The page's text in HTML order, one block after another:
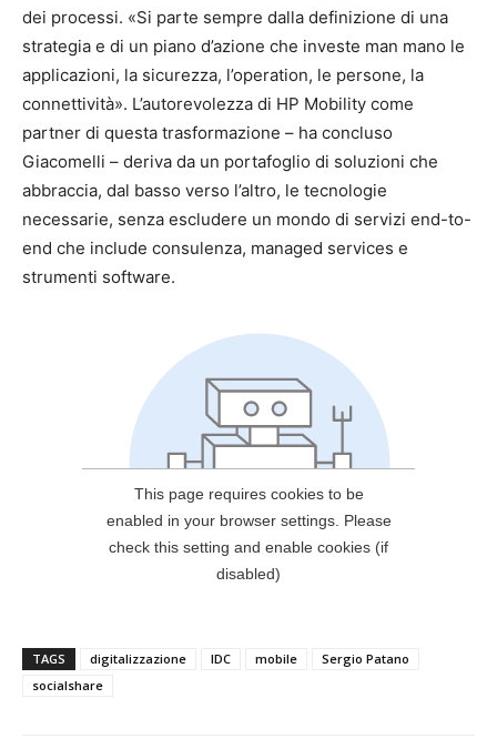
dei processi. «Si parte sempre dalla definizione di una
strategia e di un piano d’azione che investe man mano le
applicazioni, la sicurezza, l’operation, le persone, la
connettività». L’autorevolezza di HP Mobility come
partner di questa trasformazione – ha concluso
Giacomelli – deriva da un portafoglio di soluzioni che
abbraccia, dal basso verso l’altro, le tecnologie
necessarie, senza escludere un mondo di servizi end-to-
end che include consulenza, managed services e
strumenti software.
TAGS digitalizzazione IDC mobile
Sergio Patano
socialshare